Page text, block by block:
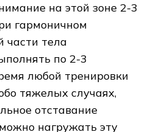
на этой зоне 2-3
гармоничном
части тела
по 2-3
любой тренировки
тяжелых случаях,
отставание
нагружать эту